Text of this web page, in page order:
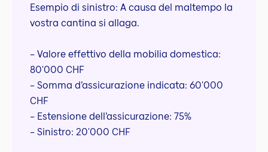
Esempio di sinistro: A causa del maltempo la
vostra cantina si allaga.
– Valore effettivo della mobilia domestica:
80'000 CHF
– Somma d’assicurazione indicata: 60'000
CHF
– Estensione dell’assicurazione: 75%
– Sinistro: 20'000 CHF